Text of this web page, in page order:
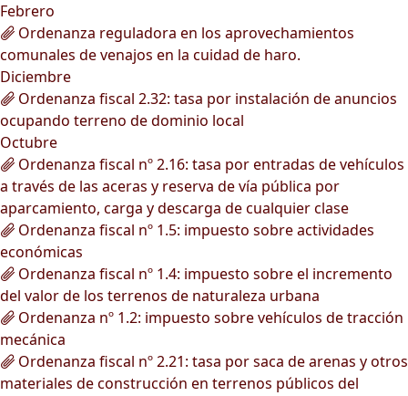
Febrero
Ordenanza reguladora en los aprovechamientos
comunales de venajos en la cuidad de haro.
Diciembre
Ordenanza fiscal 2.32: tasa por instalación de anuncios
ocupando terreno de dominio local
Octubre
Ordenanza fiscal nº 2.16: tasa por entradas de vehículos
a través de las aceras y reserva de vía pública por
aparcamiento, carga y descarga de cualquier clase
Ordenanza fiscal nº 1.5: impuesto sobre actividades
económicas
Ordenanza fiscal nº 1.4: impuesto sobre el incremento
del valor de los terrenos de naturaleza urbana
Ordenanza nº 1.2: impuesto sobre vehículos de tracción
mecánica
Ordenanza fiscal nº 2.21: tasa por saca de arenas y otros
materiales de construcción en terrenos públicos del